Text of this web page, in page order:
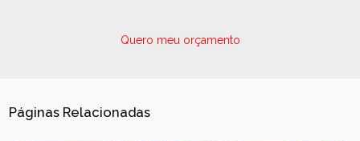
Quero meu orçamento
Páginas Relacionadas